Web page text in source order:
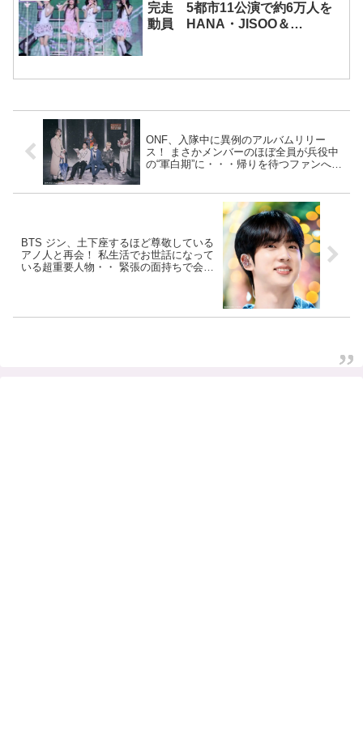
完走 5都市11公演で約6万人を
動員 HANA・JISOO＆
ONF、入隊中に異例のアルバムリリー
ス！ まさかメンバーのほぼ全員が兵役中
の“軍白期”に・・・帰りを待つファンへの
BTS ジン、土下座するほど尊敬している
アノ人と再会！ 私生活でお世話になって
いる超重要人物・・ 緊張の面持ちで会話